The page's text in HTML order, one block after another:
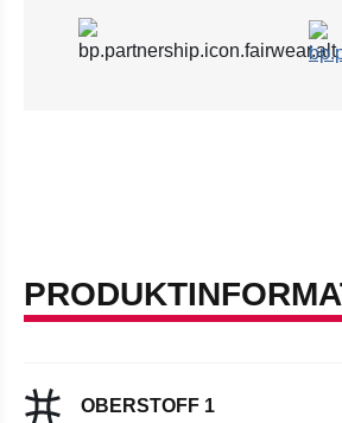
OBERSTOFF 1